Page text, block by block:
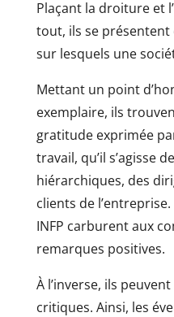
Plaçant la droiture et
tout, ils se
sur lesquels une
Mettant un point
exemplaire, ils
gratitude exprimée
travail, qu’il s’agisse
hiérarchiques, des
clients de
INFP carburent aux
remarques positives.
À l’inverse, ils
critiques. Ainsi, les